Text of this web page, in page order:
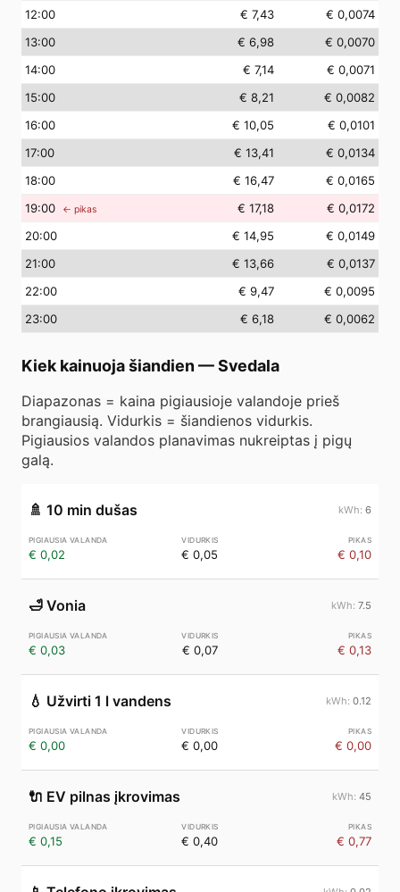
12:00 € 7,43
€ 0,0074
13:00 € 6,98
€ 0,0070
14:00 € 7,14
€ 0,0071
15:00 € 8,21
€ 0,0082
16:00 € 10,05
€ 0,0101
17:00 € 13,41
€ 0,0134
18:00 € 16,47
€ 0,0165
19:00 ← pikas € 17,18
€ 0,0172
20:00 € 14,95
€ 0,0149
21:00 € 13,66
€ 0,0137
22:00 € 9,47
€ 0,0095
23:00 € 6,18 € 0,0062
Kiek kainuoja šiandien —Svedala
Diapazonas = kaina pigiausioje valandoje prieš
brangiausią. Vidurkis = šiandienos vidurkis.
Pigiausios valandos planavimas nukreiptas į pigų
galą.
🚿 10 min dušas 6
€ 0,02 € 0,05 € 0,10
🛁 Vonia 7.5
€ 0,03 € 0,07 € 0,13
💧 Užvirti 1 l vandens 0.12
€ 0,00 € 0,00 € 0,00
🔌 EV pilnas įkrovimas 45
€ 0,15 € 0,40 € 0,77